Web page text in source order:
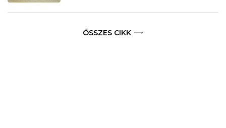
ÖSSZES CIKK